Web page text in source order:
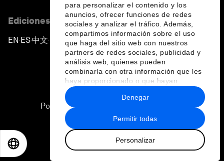
para personalizar el contenido y los
anuncios, ofrecer funciones de redes
sociales y analizar el tráfico. Además,
compartimos información sobre el uso
que haga del sitio web con nuestros
partners de redes sociales, publicidad y
análisis web, quienes pueden
combinarla con otra información que les
haya proporcionado o que hayan
recopilado a partir del uso que haya
hecho de sus servicios.
Permitir todas
Personalizar
Denegar
Ediciones en otros idiomas
EN ▪ ES▪中文▪ 日本語
Política de privacidad y normas de uso
2026 Foro Económico Mundial